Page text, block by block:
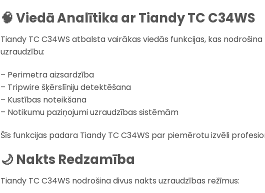
🧠 Viedā Analītika ar Tiandy TC C34WS
Tiandy TC C34WS atbalsta vairākas viedās funkcijas, kas
uzraudzību:
– Perimetra aizsardzība
– Tripwire šķērslīniju detektēšana
– Kustības noteikšana
– Notikumu paziņojumi uzraudzības sistēmām
Šīs funkcijas padara Tiandy TC C34WS par piemērotu izvēli
🌙 Nakts Redzamība
Tiandy TC C34WS nodrošina divus nakts uzraudzības režīmus: